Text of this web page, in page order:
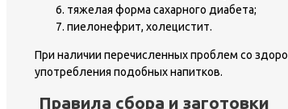
тяжелая форма сахарного диабета;
пиелонефрит, холецистит.
При наличии перечисленных проблем со
употребления подобных напитков.
Правила сбора и заготовки